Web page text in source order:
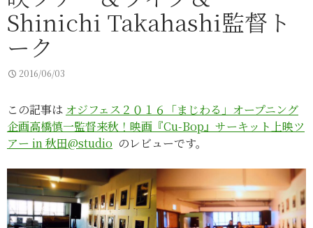
Shinichi Takahashi監督ト
ーク
2016/06/03
この記事は オジフェス２０１６「まじわる」オープニング
企画高橋慎一監督来秋！映画『Cu-Bop』サーキット上映ツ
アー in 秋田@studio のレビューです。